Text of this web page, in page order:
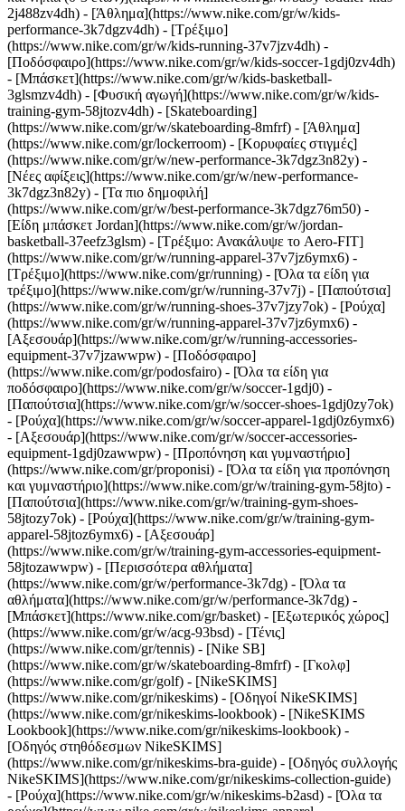
2j488zv4dh) - [Άθλημα](https://www.nike.com/gr/w/kids-
performance-3k7dgzv4dh) - [Τρέξιμο]
(https://www.nike.com/gr/w/kids-running-37v7jzv4dh) -
[Ποδόσφαιρο](https://www.nike.com/gr/w/kids-soccer-1gdj0zv4dh)
- [Μπάσκετ](https://www.nike.com/gr/w/kids-basketball-
3glsmzv4dh) - [Φυσική αγωγή](https://www.nike.com/gr/w/kids-
training-gym-58jtozv4dh) - [Skateboarding]
(https://www.nike.com/gr/w/skateboarding-8mfrf) - [Άθλημα]
(https://www.nike.com/gr/lockerroom) - [Κορυφαίες στιγμές]
(https://www.nike.com/gr/w/new-performance-3k7dgz3n82y) -
[Νέες αφίξεις](https://www.nike.com/gr/w/new-performance-
3k7dgz3n82y) - [Τα πιο δημοφιλή]
(https://www.nike.com/gr/w/best-performance-3k7dgz76m50) -
[Είδη μπάσκετ Jordan](https://www.nike.com/gr/w/jordan-
basketball-37eefz3glsm) - [Τρέξιμο: Ανακάλυψε το Aero-FIT]
(https://www.nike.com/gr/w/running-apparel-37v7jz6ymx6) -
[Τρέξιμο](https://www.nike.com/gr/running) - [Όλα τα είδη για
τρέξιμο](https://www.nike.com/gr/w/running-37v7j) - [Παπούτσια]
(https://www.nike.com/gr/w/running-shoes-37v7jzy7ok) - [Ρούχα]
(https://www.nike.com/gr/w/running-apparel-37v7jz6ymx6) -
[Αξεσουάρ](https://www.nike.com/gr/w/running-accessories-
equipment-37v7jzawwpw) - [Ποδόσφαιρο]
(https://www.nike.com/gr/podosfairo) - [Όλα τα είδη για
ποδόσφαιρο](https://www.nike.com/gr/w/soccer-1gdj0) -
[Παπούτσια](https://www.nike.com/gr/w/soccer-shoes-1gdj0zy7ok)
- [Ρούχα](https://www.nike.com/gr/w/soccer-apparel-1gdj0z6ymx6)
- [Αξεσουάρ](https://www.nike.com/gr/w/soccer-accessories-
equipment-1gdj0zawwpw) - [Προπόνηση και γυμναστήριο]
(https://www.nike.com/gr/proponisi) - [Όλα τα είδη για προπόνηση
και γυμναστήριο](https://www.nike.com/gr/w/training-gym-58jto) -
[Παπούτσια](https://www.nike.com/gr/w/training-gym-shoes-
58jtozy7ok) - [Ρούχα](https://www.nike.com/gr/w/training-gym-
apparel-58jtoz6ymx6) - [Αξεσουάρ]
(https://www.nike.com/gr/w/training-gym-accessories-equipment-
58jtozawwpw) - [Περισσότερα αθλήματα]
(https://www.nike.com/gr/w/performance-3k7dg) - [Όλα τα
αθλήματα](https://www.nike.com/gr/w/performance-3k7dg) -
[Μπάσκετ](https://www.nike.com/gr/basket) - [Εξωτερικός χώρος]
(https://www.nike.com/gr/w/acg-93bsd) - [Τένις]
(https://www.nike.com/gr/tennis) - [Nike SB]
(https://www.nike.com/gr/w/skateboarding-8mfrf) - [Γκολφ]
(https://www.nike.com/gr/golf) - [NikeSKIMS]
(https://www.nike.com/gr/nikeskims) - [Οδηγοί NikeSKIMS]
(https://www.nike.com/gr/nikeskims-lookbook) - [NikeSKIMS
Lookbook](https://www.nike.com/gr/nikeskims-lookbook) -
[Οδηγός στηθόδεσμων NikeSKIMS]
(https://www.nike.com/gr/nikeskims-bra-guide) - [Οδηγός συλλογής
NikeSKIMS](https://www.nike.com/gr/nikeskims-collection-guide)
- [Ρούχα](https://www.nike.com/gr/w/nikeskims-b2asd) - [Όλα τα